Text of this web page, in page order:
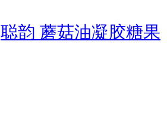
聪韵 蘑菇油凝胶糖果